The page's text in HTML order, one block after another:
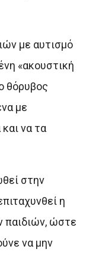
με αυτισμό
«ακουστική
θόρυβος
με
να τα
στην
η
παιδιών, ώστε
να μην